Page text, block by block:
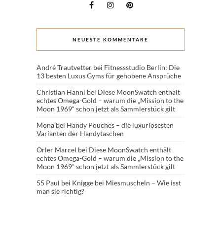
NEUESTE KOMMENTARE
André Trautvetter bei Fitnessstudio Berlin: Die
13 besten Luxus Gyms für gehobene Ansprüche
Christian Hänni bei Diese MoonSwatch enthält
echtes Omega-Gold – warum die „Mission to the
Moon 1969“ schon jetzt als Sammlerstück gilt
Mona bei Handy Pouches – die luxuriösesten
Varianten der Handytaschen
Orler Marcel bei Diese MoonSwatch enthält
echtes Omega-Gold – warum die „Mission to the
Moon 1969“ schon jetzt als Sammlerstück gilt
55 Paul bei Knigge bei Miesmuscheln – Wie isst
man sie richtig?